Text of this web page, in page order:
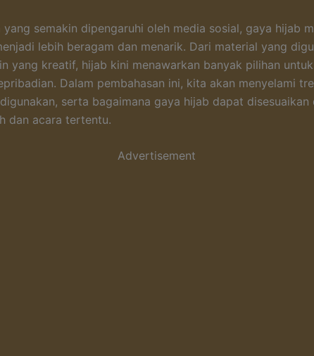
yang semakin dipengaruhi oleh media sosial, gaya hijab
lebih beragam dan menarik. Dari material yang
yang kreatif, hijab kini menawarkan banyak pilihan
Dalam pembahasan ini, kita akan menyelami
serta bagaimana gaya hijab dapat disesuaikan
dan acara tertentu.
Advertisement